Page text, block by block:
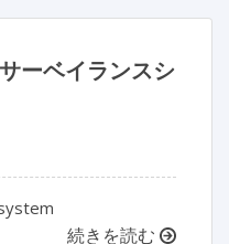
ーベイランスシ
続きを読む